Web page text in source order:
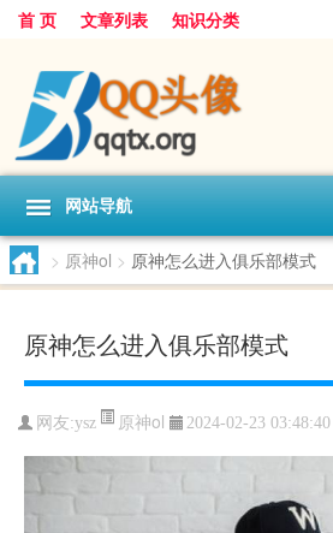
首 页 文章列表 知识分类
网站导航
> 原神ol > 原神怎么进入俱乐部模式
原神怎么进入俱乐部模式
网友:ysz 原神ol 2024-02-23 03:48:40